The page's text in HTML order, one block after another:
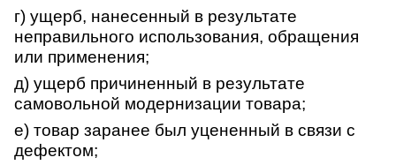
г) ущерб, нанесенный в результате
неправильного использования, обращения
или применения;
д) ущерб причиненный в результате
самовольной модернизации товара;
е) товар заранее был уцененный в связи с
дефектом;